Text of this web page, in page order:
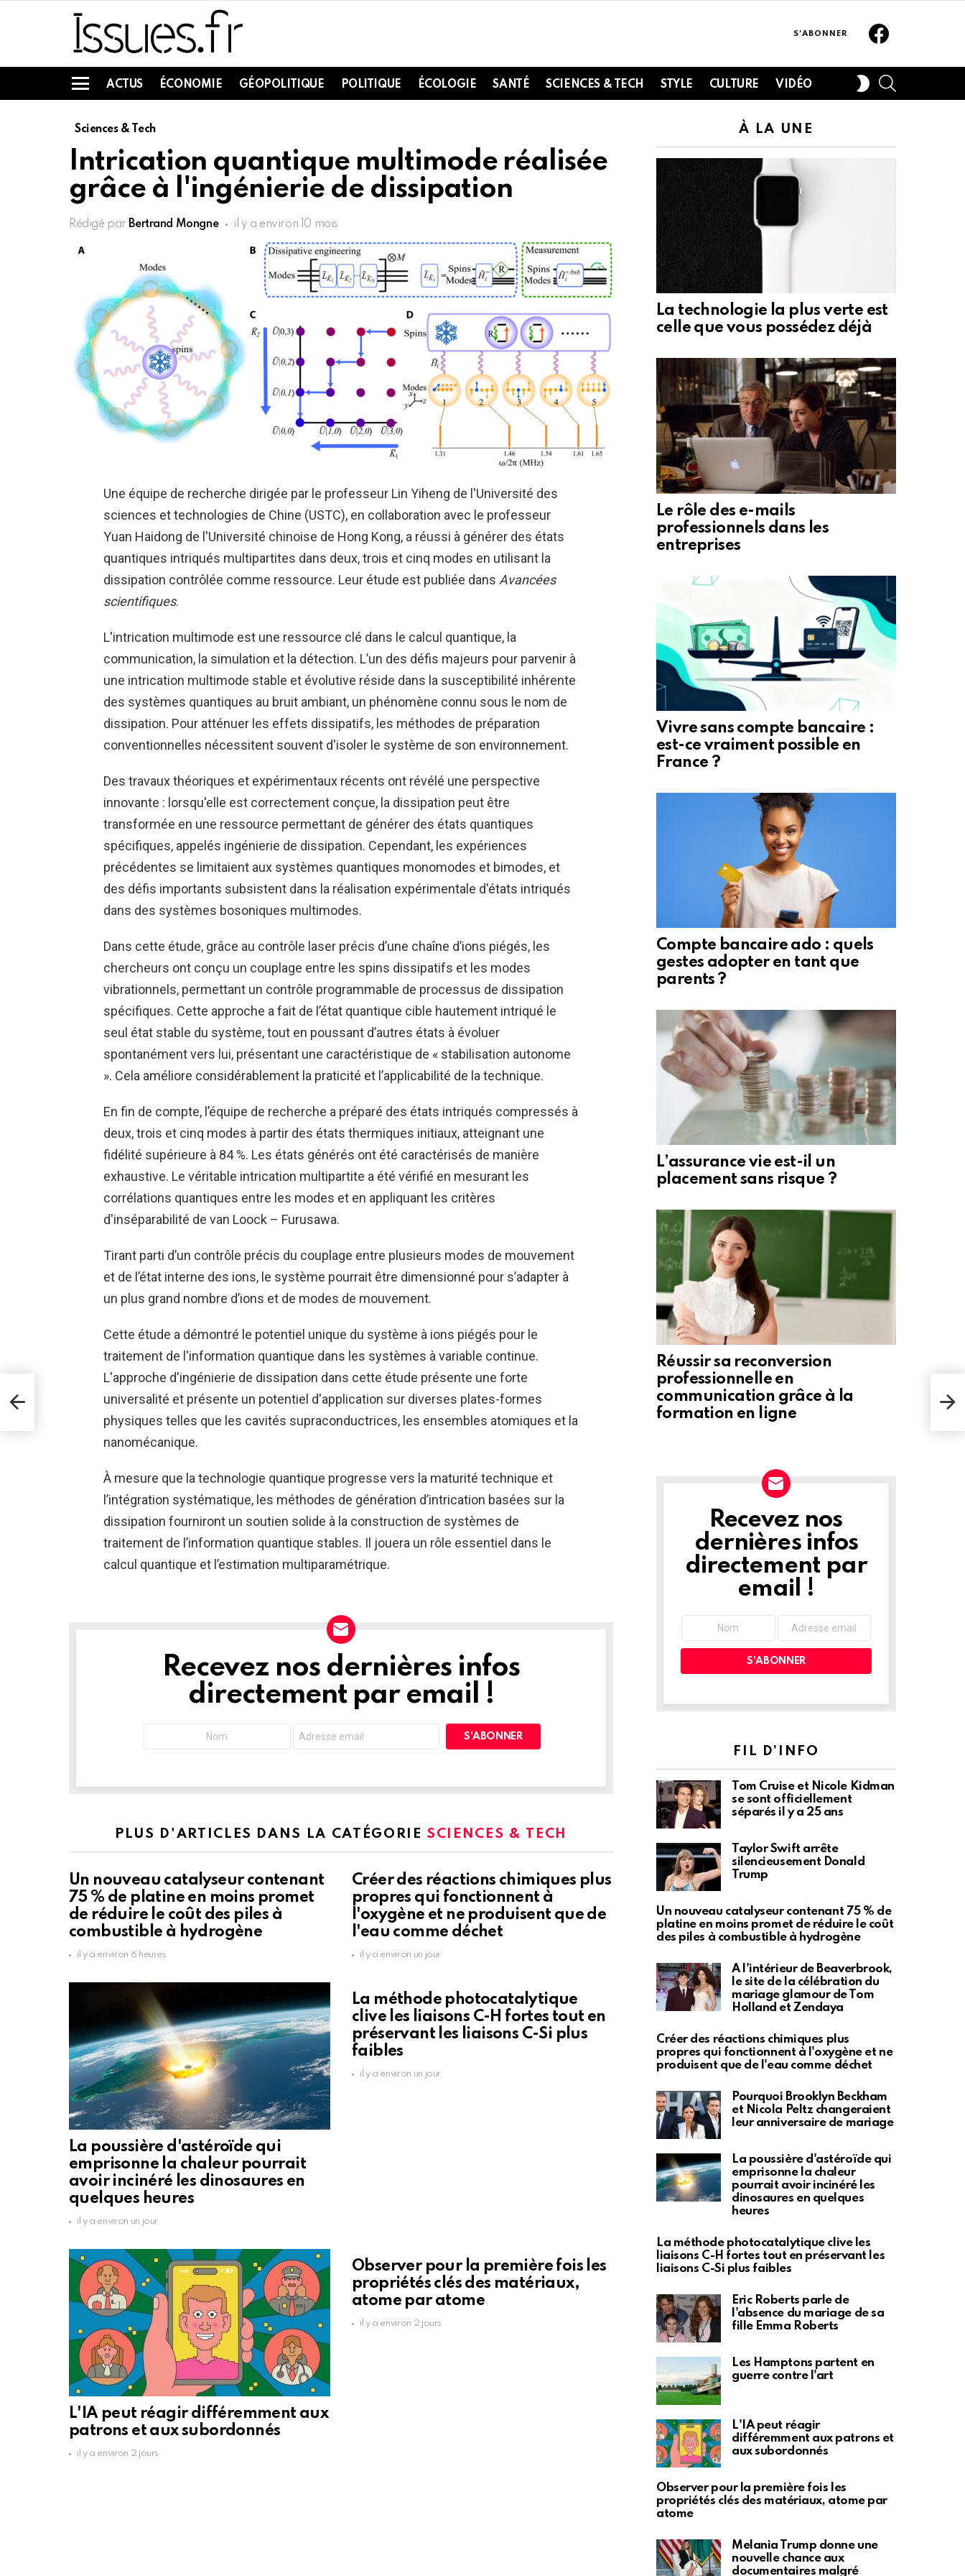
S'ABONNER
Menu
ACTUS ÉCONOMIE GÉOPOLITIQUE POLITIQUE ÉCOLOGIE SANTÉ SCIENCES & TECH STYLE CULTURE VIDÉO
SWITCH
SKIN
Sciences & Tech
Intrication quantique multimode réalisée
grâce à l'ingénierie de dissipation
Rédigé par Bertrand Mongne il y a environ 10 mois
Une équipe de recherche dirigée par le professeur Lin Yiheng de l'Université des
sciences et technologies de Chine (USTC), en collaboration avec le professeur
Yuan Haidong de l'Université chinoise de Hong Kong, a réussi à générer des états
quantiques intriqués multipartites dans deux, trois et cinq modes en utilisant la
dissipation contrôlée comme ressource. Leur étude est publiée dans Avancées
scientifiques.
L'intrication multimode est une ressource clé dans le calcul quantique, la
communication, la simulation et la détection. L’un des défis majeurs pour parvenir à
une intrication multimode stable et évolutive réside dans la susceptibilité inhérente
des systèmes quantiques au bruit ambiant, un phénomène connu sous le nom de
dissipation. Pour atténuer les effets dissipatifs, les méthodes de préparation
conventionnelles nécessitent souvent d'isoler le système de son environnement.
Des travaux théoriques et expérimentaux récents ont révélé une perspective
innovante : lorsqu'elle est correctement conçue, la dissipation peut être
transformée en une ressource permettant de générer des états quantiques
spécifiques, appelés ingénierie de dissipation. Cependant, les expériences
précédentes se limitaient aux systèmes quantiques monomodes et bimodes, et
des défis importants subsistent dans la réalisation expérimentale d'états intriqués
dans des systèmes bosoniques multimodes.
Dans cette étude, grâce au contrôle laser précis d’une chaîne d’ions piégés, les
chercheurs ont conçu un couplage entre les spins dissipatifs et les modes
vibrationnels, permettant un contrôle programmable de processus de dissipation
spécifiques. Cette approche a fait de l’état quantique cible hautement intriqué le
seul état stable du système, tout en poussant d’autres états à évoluer
spontanément vers lui, présentant une caractéristique de « stabilisation autonome
». Cela améliore considérablement la praticité et l’applicabilité de la technique.
En fin de compte, l’équipe de recherche a préparé des états intriqués compressés à
deux, trois et cinq modes à partir des états thermiques initiaux, atteignant une
fidélité supérieure à 84 %. Les états générés ont été caractérisés de manière
exhaustive. Le véritable intrication multipartite a été vérifié en mesurant les
corrélations quantiques entre les modes et en appliquant les critères
d'inséparabilité de van Loock – Furusawa.
Tirant parti d’un contrôle précis du couplage entre plusieurs modes de mouvement
et de l’état interne des ions, le système pourrait être dimensionné pour s’adapter à
un plus grand nombre d’ions et de modes de mouvement.
Cette étude a démontré le potentiel unique du système à ions piégés pour le
traitement de l'information quantique dans les systèmes à variable continue.
L'approche d'ingénierie de dissipation dans cette étude présente une forte
universalité et présente un potentiel d'application sur diverses plates-formes
physiques telles que les cavités supraconductrices, les ensembles atomiques et la
nanomécanique.
À mesure que la technologie quantique progresse vers la maturité technique et
l’intégration systématique, les méthodes de génération d’intrication basées sur la
dissipation fourniront un soutien solide à la construction de systèmes de
traitement de l’information quantique stables. Il jouera un rôle essentiel dans le
calcul quantique et l’estimation multiparamétrique.
NEWSLETTERRecevez nos dernières infos
directement par email !
PLUS D'ARTICLES DANS LA CATÉGORIE SCIENCES & TECH
Un nouveau catalyseur contenant
75 % de platine en moins promet
de réduire le coût des piles à
combustible à hydrogène
il y a environ 6 heures
Créer des réactions chimiques plus
propres qui fonctionnent à
l'oxygène et ne produisent que de
l'eau comme déchet
il y a environ un jour
La poussière d'astéroïde qui
emprisonne la chaleur pourrait
avoir incinéré les dinosaures en
quelques heures
il y a environ un jour
La méthode photocatalytique
clive les liaisons C-H fortes tout en
préservant les liaisons C-Si plus
faibles
il y a environ un jour
L'IA peut réagir différemment aux
patrons et aux subordonnés
il y a environ 2 jours
Observer pour la première fois les
propriétés clés des matériaux,
atome par atome
il y a environ 2 jours
qui
À LA UNE
La technologie la plus verte est
celle que vous possédez déjà
Le rôle des e-mails
professionnels dans les
entreprises
Vivre sans compte bancaire :
est-ce vraiment possible en
France ?
Compte bancaire ado : quels
gestes adopter en tant que
parents ?
L’assurance vie est-il un
placement sans risque ?
Réussir sa reconversion
professionnelle en
communication grâce à la
formation en ligne
NEWSLETTER
Recevez nos
dernières infos
directement par
email !
FIL D’INFO
Tom Cruise et Nicole Kidman
se sont officiellement
séparés il y a 25 ans
Taylor Swift arrête
silencieusement Donald
Trump
Un nouveau catalyseur contenant 75 % de
platine en moins promet de réduire le coût
des piles à combustible à hydrogène
À l'intérieur de Beaverbrook,
le site de la célébration du
mariage glamour de Tom
Holland et Zendaya
Créer des réactions chimiques plus
propres qui fonctionnent à l'oxygène et ne
produisent que de l'eau comme déchet
Pourquoi Brooklyn Beckham
et Nicola Peltz changeraient
leur anniversaire de mariage
La poussière d'astéroïde qui
emprisonne la chaleur
pourrait avoir incinéré les
dinosaures en quelques
heures
La méthode photocatalytique clive les
liaisons C-H fortes tout en préservant les
liaisons C-Si plus faibles
Eric Roberts parle de
l'absence du mariage de sa
fille Emma Roberts
Les Hamptons partent en
guerre contre l'art
L'IA peut réagir
différemment aux patrons et
aux subordonnés
Observer pour la première fois les
propriétés clés des matériaux, atome par
atome
Melania Trump donne une
nouvelle chance aux
documentaires malgré